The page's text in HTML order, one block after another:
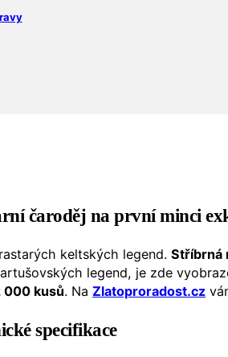
čaroděj na první minci
keltských legend. Stříbrná
legend, je zde
000 kusů. Na Zlatoproradost.cz
specifikace